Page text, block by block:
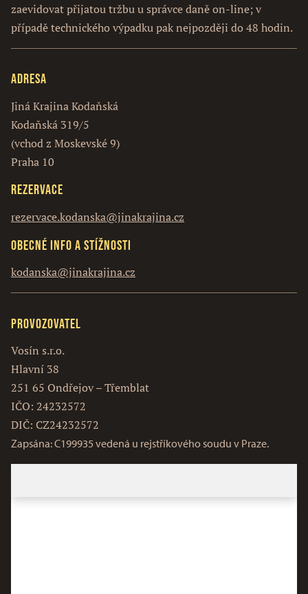
zaevidovat přijatou tržbu u správce daně on-line; v
případě technického výpadku pak nejpozději do 48 hodin.
Adresa
Jiná Krajina Kodaňská
Kodaňská 319/5
(vchod z Moskevské 9)
Praha 10
Rezervace
rezervace.kodanska@jinakrajina.cz
Obecné info a stížnosti
kodanska@jinakrajina.cz
Provozovatel
Vosín s.r.o.
Hlavní 38
251 65 Ondřejov – Třemblat
IČO: 24232572
DIČ: CZ24232572
Zapsána: C199935 vedená u rejstříkového soudu v Praze.